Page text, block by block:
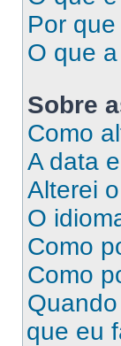
Por
O que
Sobre
Como
A data
Alterei
O
Como
Como
que eu